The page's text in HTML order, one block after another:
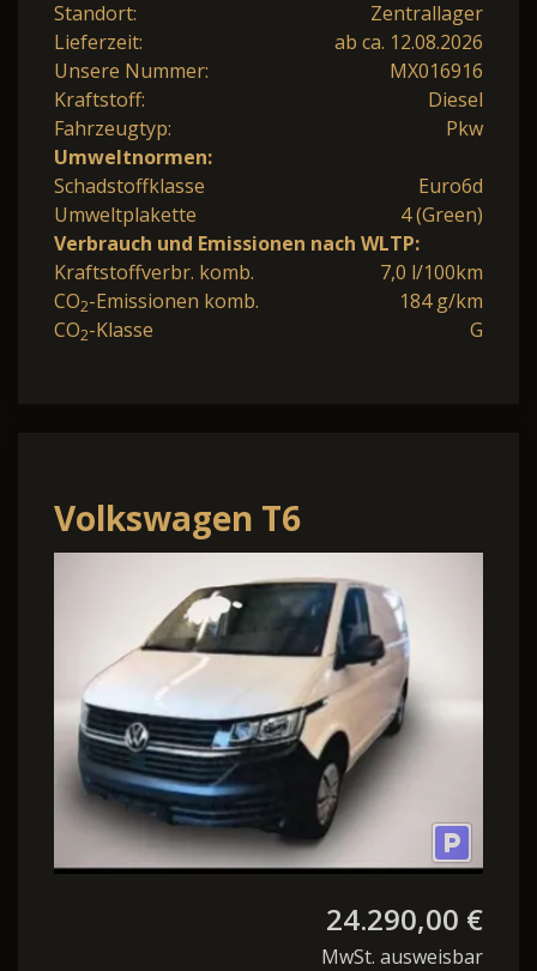
Standort:
Zentrallager
Lieferzeit:
ab ca. 12.08.2026
Unsere Nummer:
MX016916
Kraftstoff:
Diesel
Fahrzeugtyp:
Pkw
Umweltnormen:
Schadstoffklasse
Euro6d
Umweltplakette
4 (Green)
Verbrauch und Emissionen nach WLTP:
Kraftstoffverbr. komb.
7,0 l/100km
CO2-Emissionen komb.
184 g/km
CO2-Klasse G
Volkswagen T6
Transporter T6.1
Transporter 2.0 TDI
EcoProfi
24.290,00 €
MwSt. ausweisbar